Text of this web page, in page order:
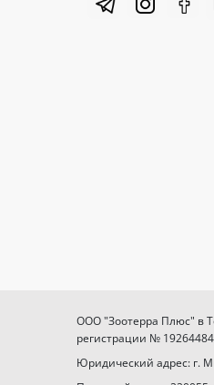
ООО "Зоотерра Плюс" в
регистрации №
Юридический адрес: г.